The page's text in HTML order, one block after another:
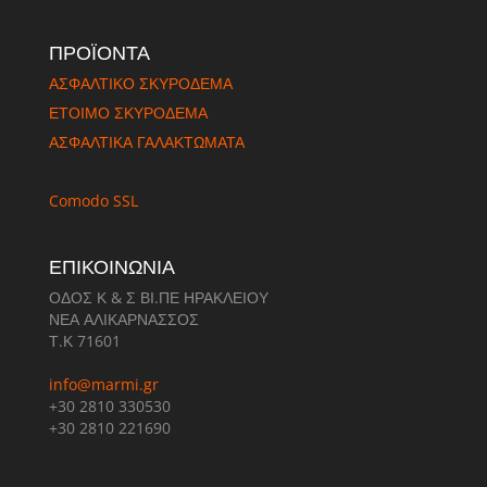
ΠΡΟΪΟΝΤΑ
ΑΣΦΑΛΤΙΚΟ ΣΚΥΡΟΔΕΜΑ
ΈΤΟΙΜΟ ΣΚΥΡΟΔΕΜΑ
ΑΣΦΑΛΤΙΚΑ ΓΑΛΑΚΤΩΜΑΤΑ
Comodo SSL
ΕΠΙΚΟΙΝΩΝΙΑ
ΟΔΟΣ Κ & Σ ΒΙ.ΠΕ ΗΡΑΚΛΕΙΟΥ
ΝΕΑ ΑΛΙΚΑΡΝΑΣΣΟΣ
Τ.Κ 71601
info@marmi.gr
+30 2810 330530
+30 2810 221690